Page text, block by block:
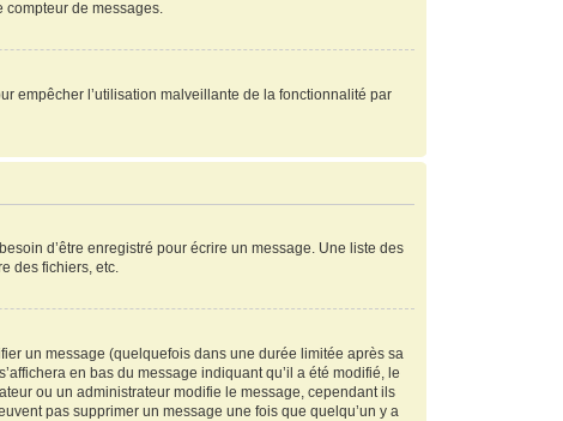
compteur de messages.
empêcher l’utilisation malveillante de la fonctionnalité par
d’être enregistré pour écrire un message. Une liste des
des fichiers, etc.
un message (quelquefois dans une durée limitée après sa
en bas du message indiquant qu’il a été modifié, le
ou un administrateur modifie le message, cependant ils
pas supprimer un message une fois que quelqu’un y a